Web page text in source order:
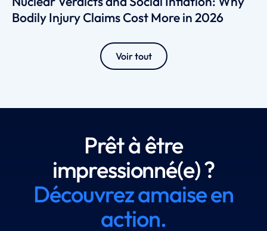
Bodily Injury Claims Cost More in 2026
Voir tout
Prêt à être
impressionné(e) ?
Découvrez amaise en
action.